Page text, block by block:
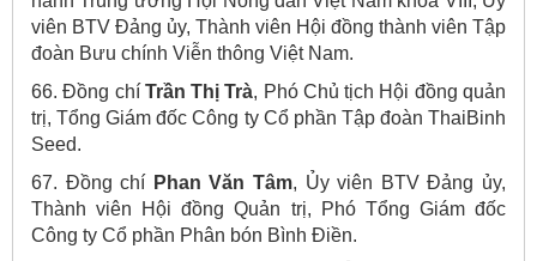
viên BTV Đảng ủy, Thành viên Hội đồng thành viên Tập
đoàn Bưu chính Viễn thông Việt Nam.
66. Đồng chí Trần Thị Trà, Phó Chủ tịch Hội đồng quản
trị, Tổng Giám đốc Công ty Cổ phần Tập đoàn ThaiBinh
Seed.
67. Đồng chí Phan Văn Tâm, Ủy viên BTV Đảng ủy,
Thành viên Hội đồng Quản trị, Phó Tổng Giám đốc
Công ty Cổ phần Phân bón Bình Điền.